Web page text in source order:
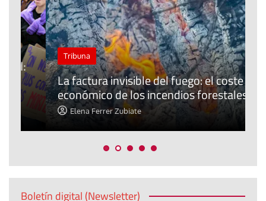
Tribuna
La factura invisible del fuego: el coste
económico de los incendios forestales
Elena Ferrer Zubiate
Boletín digital (Newsletter)